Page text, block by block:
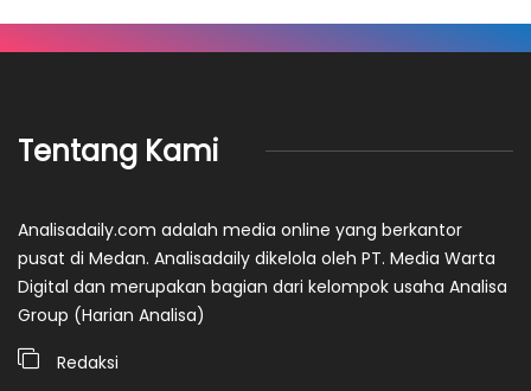
Tentang Kami
Analisadaily.com adalah media online yang berkantor
pusat di Medan. Analisadaily dikelola oleh PT. Media Warta
Digital dan merupakan bagian dari kelompok usaha Analisa
Group (Harian Analisa)
Redaksi